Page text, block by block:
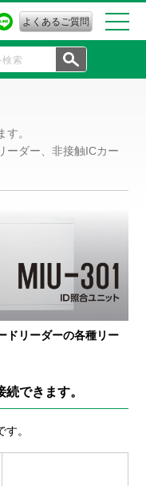
よくあるご質問
。
ーダー、非接触ICカー
ドリーダーの各種リー
できます。
。